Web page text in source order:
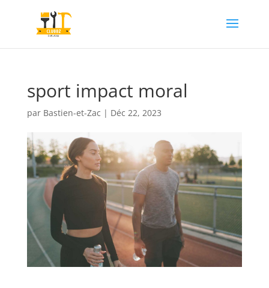
sport impact moral
par Bastien-et-Zac | Déc 22, 2023